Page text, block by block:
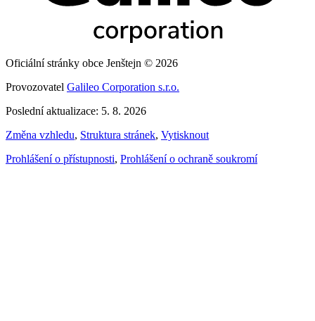
Oficiální stránky obce Jenštejn © 2026
Provozovatel Galileo Corporation s.r.o.
Poslední aktualizace: 5. 8. 2026
Změna vzhledu, Struktura stránek, Vytisknout
Prohlášení o přístupnosti, Prohlášení o ochraně soukromí